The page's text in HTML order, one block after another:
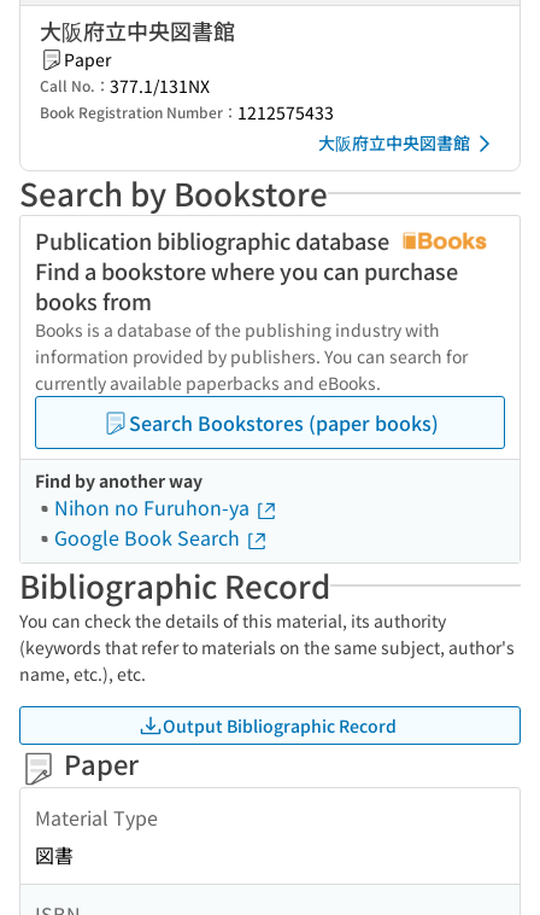
大阪府立中央図書館
Paper
Call No.： 377.1/131NX
Book Registration Number： 1212575433
大阪府立中央図書館
Search by Bookstore
Publication bibliographic database
Find a bookstore where you can purchase
books from
Books is a database of the publishing industry with
information provided by publishers. You can search for
currently available paperbacks and eBooks.
Search Bookstores (paper books)
Find by another way
Nihon no Furuhon-ya
Google Book Search
Bibliographic Record
You can check the details of this material, its authority
(keywords that refer to materials on the same subject, author's
name, etc.), etc.
Output Bibliographic Record
Paper
Material Type
図書